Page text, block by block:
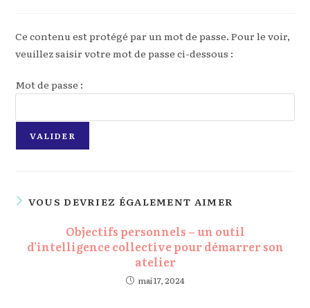
publication :
Ce contenu est protégé par un mot de passe. Pour le voir,
veuillez saisir votre mot de passe ci-dessous :
Mot de passe :
VOUS DEVRIEZ ÉGALEMENT AIMER
Objectifs personnels – un outil
d’intelligence collective pour démarrer son
atelier
mai 17, 2024